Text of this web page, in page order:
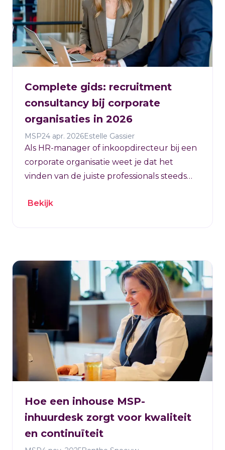
Complete gids: recruitment
consultancy bij corporate
organisaties in 2026
MSP24 apr. 2026Estelle Gassier
Als HR-manager of inkoopdirecteur bij een
corporate organisatie weet je dat het
vinden van de juiste professionals steeds
consultancy kan je helpen om grip te
dan 25 jaar bij het optimaliseren van hun
recruitmentstrategie.
Bekijk
Hoe een inhouse MSP-
inhuurdesk zorgt voor kwaliteit
en continuïteit